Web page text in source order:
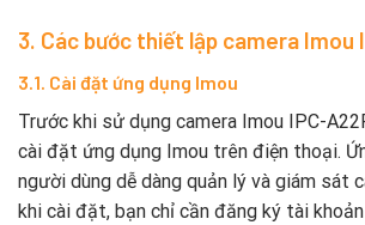
3. Các bước thiết lập camera Imou
3.1. Cài đặt ứng dụng Imou
Trước khi sử dụng camera Imou IPC-
cài đặt ứng dụng Imou trên điện thoại.
người dùng dễ dàng quản lý và giám sát
khi cài đặt, bạn chỉ cần đăng ký tài